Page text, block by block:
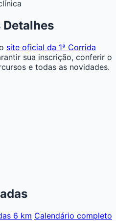
site oficial da 1ª Corrida
sua inscrição, conferir o
e todas as novidades.
6 km Calendário completo